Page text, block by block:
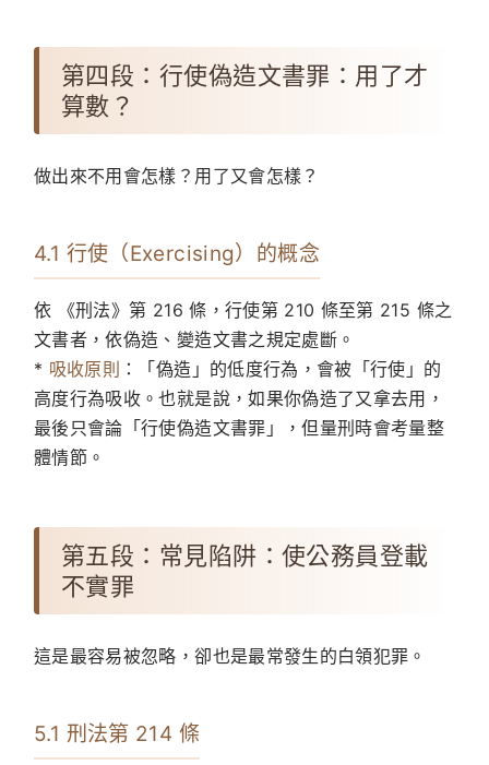
第四段：行使偽造文書罪：用了才
算數？
做出來不用會怎樣？用了又會怎樣？
4.1 行使（Exercising）的概念
依 《刑法》第 216 條，行使第 210 條至第 215 條之
文書者，依偽造、變造文書之規定處斷。
* 吸收原則 ：「偽造」的低度行為，會被「行使」的
高度行為吸收。也就是說，如果你偽造了又拿去用，
最後只會論「行使偽造文書罪」，但量刑時會考量整
體情節。
第五段：常見陷阱：使公務員登載
不實罪
這是最容易被忽略，卻也是最常發生的白領犯罪。
5.1 刑法第 214 條